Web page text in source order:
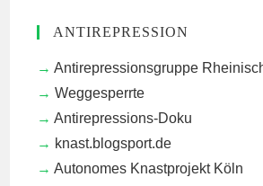
ANTIREPRESSION
Antirepressionsgruppe
Weggesperrte
Antirepressions-Doku
knast.blogsport.de
Autonomes Knastprojekt Köln